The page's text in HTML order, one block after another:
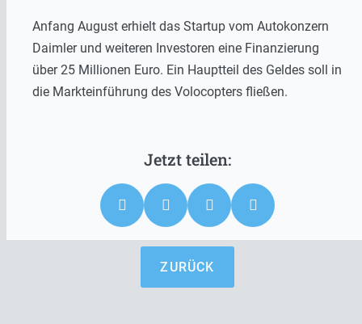
Anfang August erhielt das Startup vom Autokonzern
Daimler und weiteren Investoren eine Finanzierung
über 25 Millionen Euro. Ein Hauptteil des Geldes soll in
die Markteinführung des Volocopters fließen.
ZURÜCK